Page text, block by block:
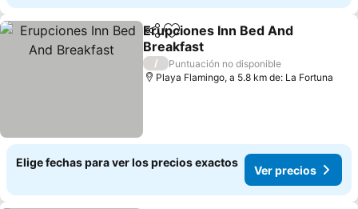
CompartirAgregar a favoritos
Erupciones Inn Bed And
Breakfast
/
Puntuación no disponible
Playa Flamingo, a 5.8 km de: La Fortuna
Elige fechas para ver los precios exactos
Ver precios